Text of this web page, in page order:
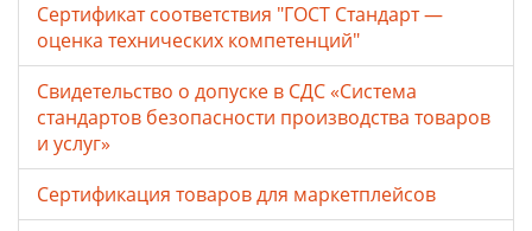
Сертификат соответствия "ГОСТ Стандарт —
оценка технических компетенций"
Свидетельство о допуске в СДС «Система
стандартов безопасности производства товаров
и услуг»
Сертификация товаров для маркетплейсов